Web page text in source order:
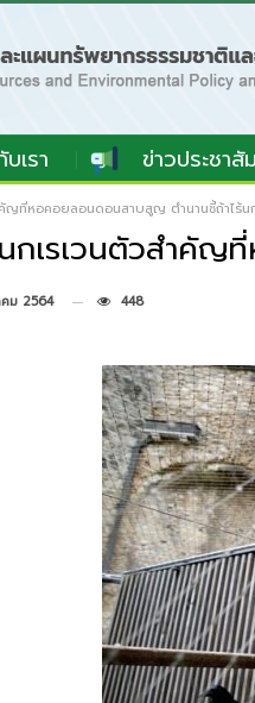
เรา ข่าวประชา
ญที่หอคอยลอนดอนสาบสูญ ตำนานชี้ถ้าไร้น
เรเวนตัวสำคัญ
ม 2564 448